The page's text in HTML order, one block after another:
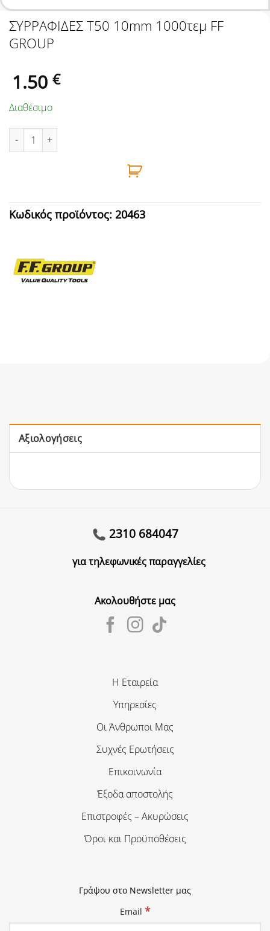
ΣΥΡΡΑΦΙΔΕΣ T50 10mm 1000τεμ FF
GROUP
1.50 €
Διαθέσιμο
ΣΥΡΡΑΦΙΔΕΣ T50 10mm 1000τεμ FF GROUP ποσότητα
Κωδικός προϊόντος: 20463
Αξιολογήσεις
2310 684047
για τηλεφωνικές παραγγελίες
Ακολουθήστε μας
Η Εταιρεία
Υπηρεσίες
Οι Άνθρωποι Μας
Συχνές Ερωτήσεις
Επικοινωνία
Έξοδα αποστολής
Επιστροφές – Ακυρώσεις
Όροι και Προϋποθέσεις
Γράψου στο Newsletter μας
Email *